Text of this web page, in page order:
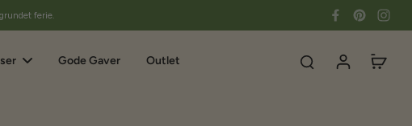
ferie.
Gode Gaver Outlet